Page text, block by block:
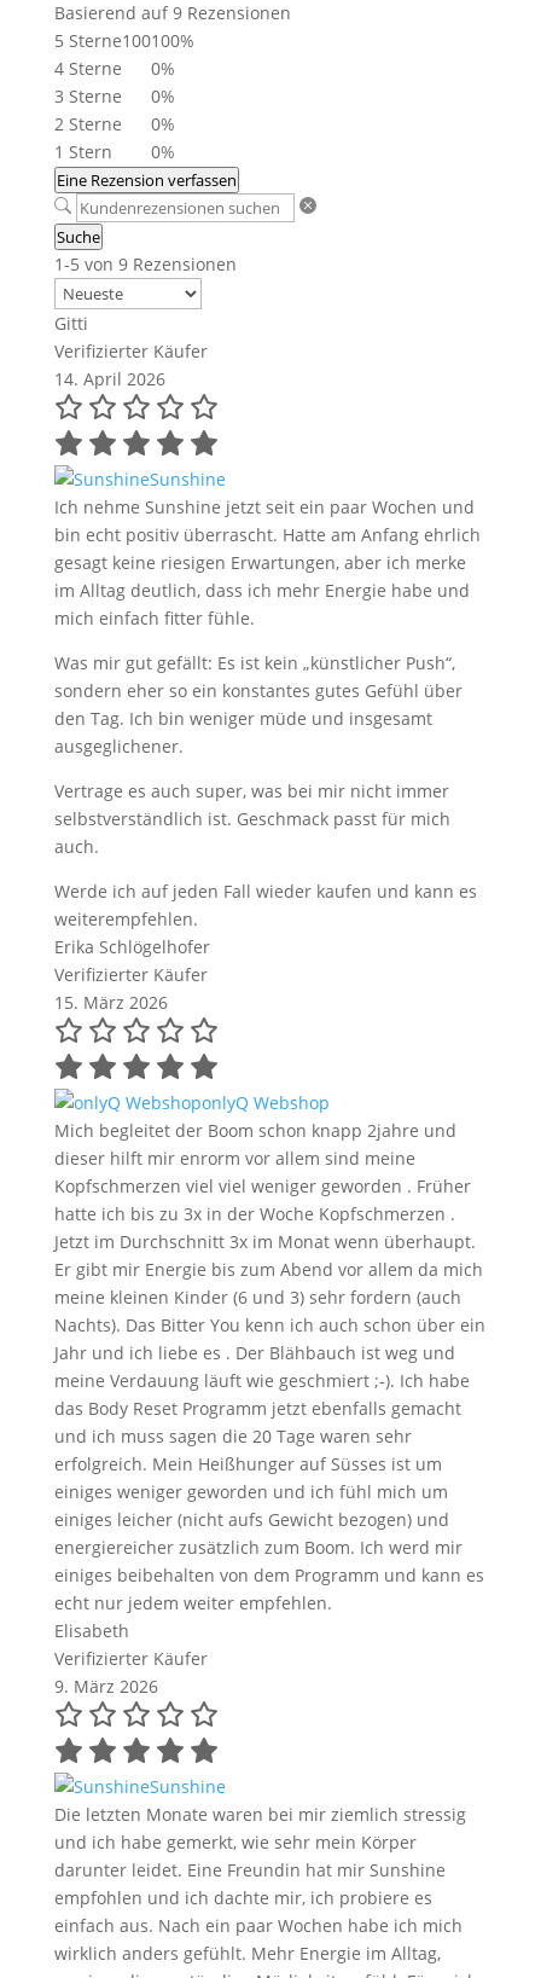
Basierend auf 9 Rezensionen
5 Sterne100100%
4 Sterne
0%
3 Sterne
0%
2 Sterne
0%
1 Stern
0%
Eine Rezension verfassen
Suche
1-5 von 9 Rezensionen
Gitti
Verifizierter Käufer
14. April 2026
Sunshine
Ich nehme Sunshine jetzt seit ein paar Wochen und
bin echt positiv überrascht. Hatte am Anfang ehrlich
gesagt keine riesigen Erwartungen, aber ich merke
im Alltag deutlich, dass ich mehr Energie habe und
mich einfach fitter fühle.
Was mir gut gefällt: Es ist kein „künstlicher Push“,
sondern eher so ein konstantes gutes Gefühl über
den Tag. Ich bin weniger müde und insgesamt
ausgeglichener.
Vertrage es auch super, was bei mir nicht immer
selbstverständlich ist. Geschmack passt für mich
auch.
Werde ich auf jeden Fall wieder kaufen und kann es
weiterempfehlen.
Erika Schlögelhofer
Verifizierter Käufer
15. März 2026
onlyQ Webshop
Mich begleitet der Boom schon knapp 2jahre und
dieser hilft mir enrorm vor allem sind meine
Kopfschmerzen viel viel weniger geworden . Früher
hatte ich bis zu 3x in der Woche Kopfschmerzen .
Jetzt im Durchschnitt 3x im Monat wenn überhaupt.
Er gibt mir Energie bis zum Abend vor allem da mich
meine kleinen Kinder (6 und 3) sehr fordern (auch
Nachts). Das Bitter You kenn ich auch schon über ein
Jahr und ich liebe es . Der Blähbauch ist weg und
meine Verdauung läuft wie geschmiert ;-). Ich habe
das Body Reset Programm jetzt ebenfalls gemacht
und ich muss sagen die 20 Tage waren sehr
erfolgreich. Mein Heißhunger auf Süsses ist um
einiges weniger geworden und ich fühl mich um
einiges leicher (nicht aufs Gewicht bezogen) und
energiereicher zusätzlich zum Boom. Ich werd mir
einiges beibehalten von dem Programm und kann es
echt nur jedem weiter empfehlen.
Elisabeth
Verifizierter Käufer
9. März 2026
Sunshine
Die letzten Monate waren bei mir ziemlich stressig
und ich habe gemerkt, wie sehr mein Körper
darunter leidet. Eine Freundin hat mir Sunshine
empfohlen und ich dachte mir, ich probiere es
einfach aus. Nach ein paar Wochen habe ich mich
wirklich anders gefühlt. Mehr Energie im Alltag,